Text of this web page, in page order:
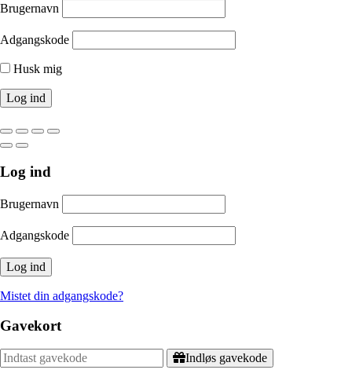
Brugernavn
Adgangskode
Husk mig
Log ind
Brugernavn
Adgangskode
Mistet din adgangskode?
Gavekort
Indløs gavekode